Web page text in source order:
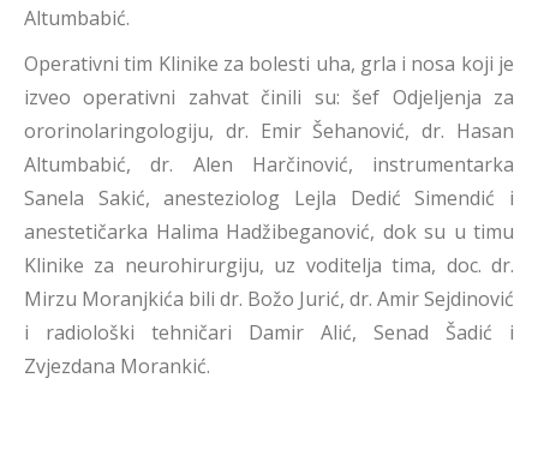
Altumbabić.
Operativni tim Klinike za bolesti uha, grla i nosa koji je
izveo operativni zahvat činili su: šef Odjeljenja za
ororinolaringologiju, dr. Emir Šehanović, dr. Hasan
Altumbabić, dr. Alen Harčinović, instrumentarka
Sanela Sakić, anesteziolog Lejla Dedić Simendić i
anestetičarka Halima Hadžibeganović, dok su u timu
Klinike za neurohirurgiju, uz voditelja tima, doc. dr.
Mirzu Moranjkića bili dr. Božo Jurić, dr. Amir Sejdinović
i radiološki tehničari Damir Alić, Senad Šadić i
Zvjezdana Morankić.